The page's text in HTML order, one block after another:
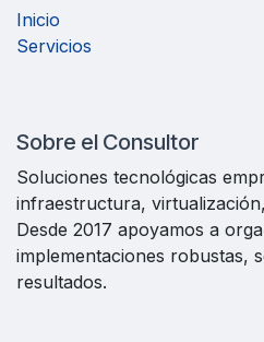
Inicio
Servicios
Sobre el Consultor
Soluciones tecnológicas
infraestructura,
Desde 2017 apoyamos a
implementaciones robustas,
resultados.